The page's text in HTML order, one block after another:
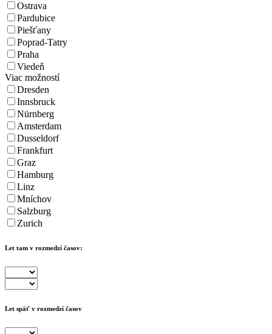
Ostrava
Pardubice
Piešťany
Poprad-Tatry
Praha
Viedeň
Viac možností
Dresden
Innsbruck
Nürnberg
Amsterdam
Dusseldorf
Frankfurt
Graz
Hamburg
Linz
Mníchov
Salzburg
Zurich
Let tam v rozmedzí časov:
Let späť v rozmedzí časov